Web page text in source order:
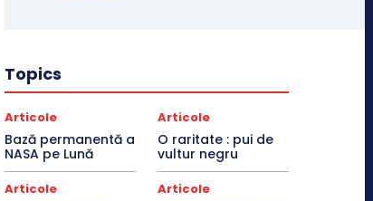
Topics
Articole
Bază permanentă a
NASA pe Lună
Articole
O raritate : pui de
vultur negru
Articole Articole